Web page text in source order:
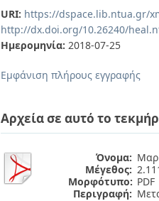
URI: https://dspace.lib.ntua.gr/
http://dx.doi.org/10.26240/
Ημερομηνία: 2018-07-25
Εμφάνιση πλήρους εγγραφής
Αρχεία σε αυτό το
Όνομα:
Μέγεθος:
Μορφότυπο: PDF
Περιγραφή: